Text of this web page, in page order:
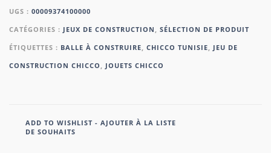
UGS : 00009374100000
CATÉGORIES : JEUX DE CONSTRUCTION
SÉLECTION DE PRODUIT
ÉTIQUETTES : BALLE À CONSTRUIRE CHICCO TUNISIE
JEU DE
CONSTRUCTION CHICCO
JOUETS CHICCO
ADD TO WISHLIST - AJOUTER À LA LISTE
DE SOUHAITS